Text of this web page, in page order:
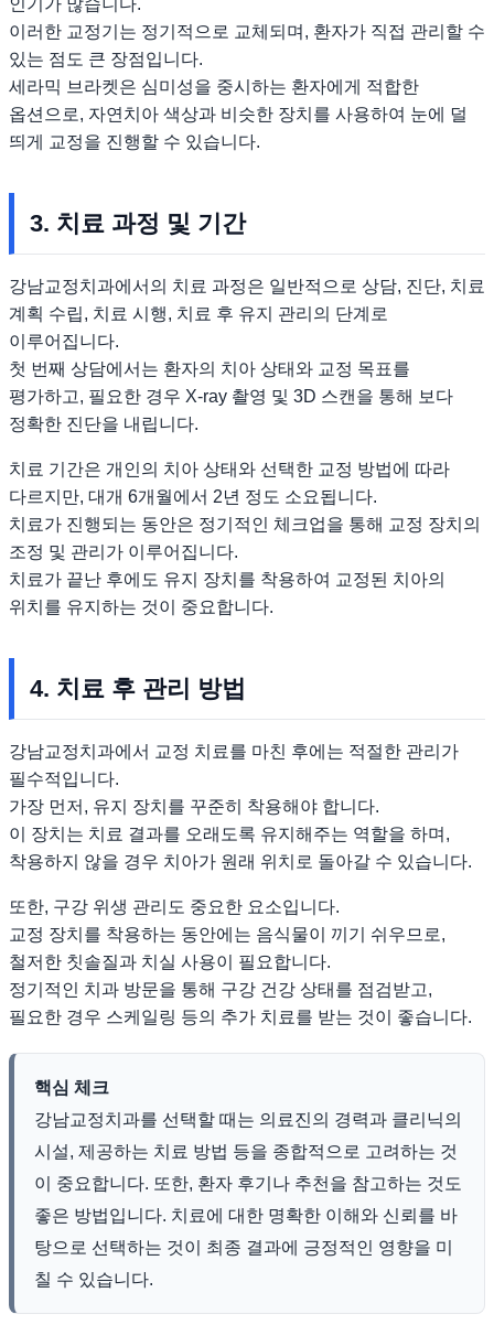
인기가 많습니다.
이러한 교정기는 정기적으로 교체되며, 환자가 직접 관리할 수
있는 점도 큰 장점입니다.
세라믹 브라켓은 심미성을 중시하는 환자에게 적합한
옵션으로, 자연치아 색상과 비슷한 장치를 사용하여 눈에 덜
띄게 교정을 진행할 수 있습니다.
3. 치료 과정 및 기간
강남교정치과에서의 치료 과정은 일반적으로 상담, 진단, 치료
계획 수립, 치료 시행, 치료 후 유지 관리의 단계로
이루어집니다.
첫 번째 상담에서는 환자의 치아 상태와 교정 목표를
평가하고, 필요한 경우 X-ray 촬영 및 3D 스캔을 통해 보다
정확한 진단을 내립니다.
치료 기간은 개인의 치아 상태와 선택한 교정 방법에 따라
다르지만, 대개 6개월에서 2년 정도 소요됩니다.
치료가 진행되는 동안은 정기적인 체크업을 통해 교정 장치의
조정 및 관리가 이루어집니다.
치료가 끝난 후에도 유지 장치를 착용하여 교정된 치아의
위치를 유지하는 것이 중요합니다.
4. 치료 후 관리 방법
강남교정치과에서 교정 치료를 마친 후에는 적절한 관리가
필수적입니다.
가장 먼저, 유지 장치를 꾸준히 착용해야 합니다.
이 장치는 치료 결과를 오래도록 유지해주는 역할을 하며,
착용하지 않을 경우 치아가 원래 위치로 돌아갈 수 있습니다.
또한, 구강 위생 관리도 중요한 요소입니다.
교정 장치를 착용하는 동안에는 음식물이 끼기 쉬우므로,
철저한 칫솔질과 치실 사용이 필요합니다.
정기적인 치과 방문을 통해 구강 건강 상태를 점검받고,
필요한 경우 스케일링 등의 추가 치료를 받는 것이 좋습니다.
핵심 체크
강남교정치과를 선택할 때는 의료진의 경력과 클리닉의
시설, 제공하는 치료 방법 등을 종합적으로 고려하는 것
이 중요합니다. 또한, 환자 후기나 추천을 참고하는 것도
좋은 방법입니다. 치료에 대한 명확한 이해와 신뢰를 바
탕으로 선택하는 것이 최종 결과에 긍정적인 영향을 미
칠 수 있습니다.